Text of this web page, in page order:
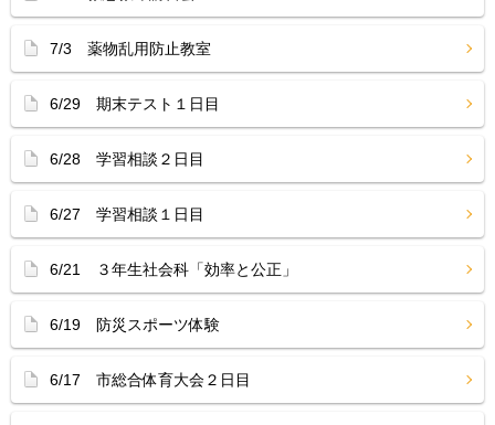
7/3 薬物乱用防止教室
6/29 期末テスト１日目
6/28 学習相談２日目
6/27 学習相談１日目
6/21 ３年生社会科「効率と公正」
6/19 防災スポーツ体験
6/17 市総合体育大会２日目